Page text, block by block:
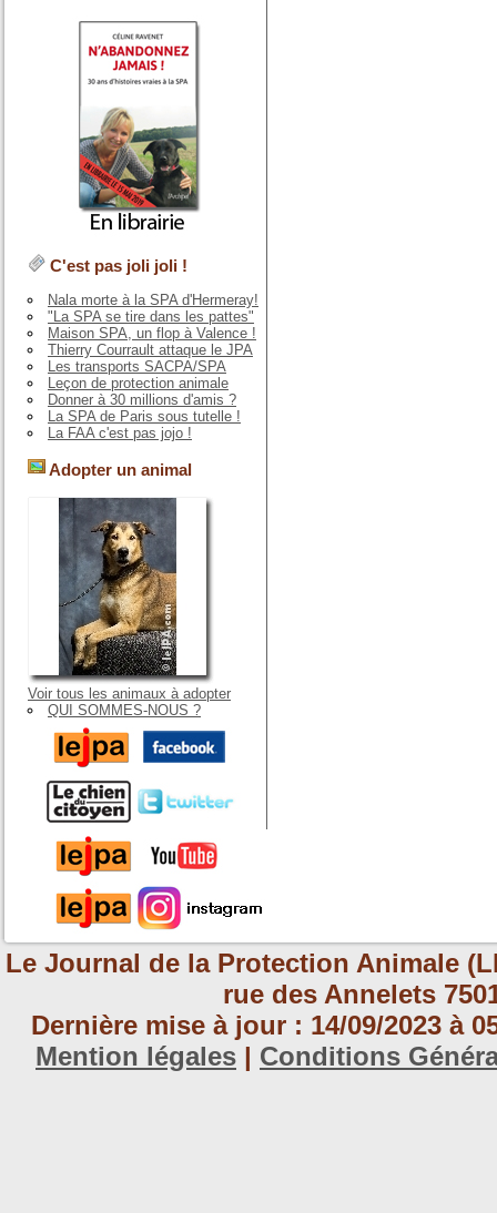
C'est pas joli joli !
Nala morte à la SPA d'Hermeray!
"La SPA se tire dans les pattes"
Maison SPA, un flop à Valence !
Thierry Courrault attaque le JPA
Les transports SACPA/SPA
Leçon de protection animale
Donner à 30 millions d'amis ?
La SPA de Paris sous tutelle !
La FAA c'est pas jojo !
Adopter un animal
Voir tous les animaux à adopter
QUI SOMMES-NOUS ?
Le Journal de la Protection Animale
rue des Annelets
Dernière mise à jour : 14/09/2023 à
Mention légales | Conditions